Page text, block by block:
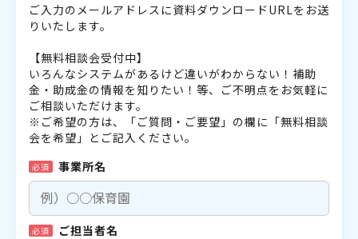
ご入力のメールアドレスに資料ダウンロードURLをお送
りいたします。
【無料相談会受付中】
いろんなシステムがあるけど違いがわからない！補助
金・助成金の情報を知りたい！等、ご不明点をお気軽に
ご相談いただけます。
※ご希望の方は、「ご質問・ご要望」の欄に「無料相談
会を希望」とご記入ください。
必須 事業所名
必須 ご担当者名